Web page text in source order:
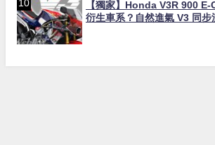
【獨家】Honda V3R 900
衍生車系？自然進氣 V3 同步